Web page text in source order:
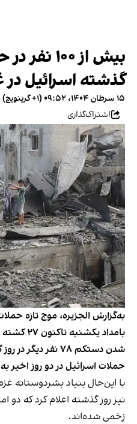
بیش از ۱۰۰
گذشته اسرائیل
۱۵ سرطان ۱۴۰۴، ۰۹:۵۲ (‎+۱ گرینویچ)
اشتراک‌گذاری
به‌گزارش الجزیره، موج تازه
بامداد
شدن دستکم ۷۸ نفر
حملات اسرائیل در دو روز اخیر به ۱۰۵ نفر رسیده است.
با این‌حال بنیاد بشردوستانه
نیز روز گذشته اعلام کرد که دو
زخمی شده‌اند.